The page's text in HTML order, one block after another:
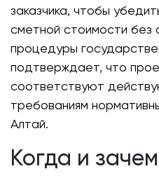
заказчика, чтобы
сметной стоимости без
процедуры
подтверждает, что
соответствуют
требованиям
Алтай.
Когда и